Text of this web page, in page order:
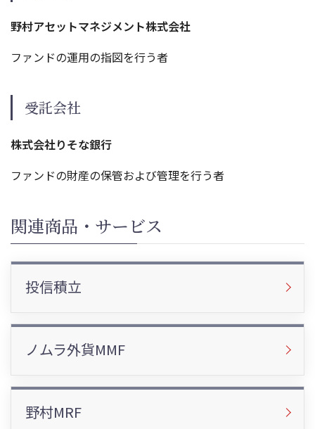
野村アセットマネジメント株式会社
ファンドの運用の指図を行う者
受託会社
株式会社りそな銀行
ファンドの財産の保管および管理を行う者
関連商品・サービス
投信積立
ノムラ外貨MMF
野村MRF